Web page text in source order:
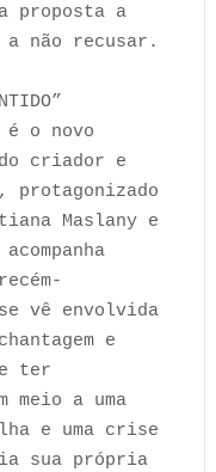
proposta a
a não recusar.
é o novo
criador e
protagonizado
Maslany e
vê envolvida
e
ter
meio a uma
e uma crise
sua própria